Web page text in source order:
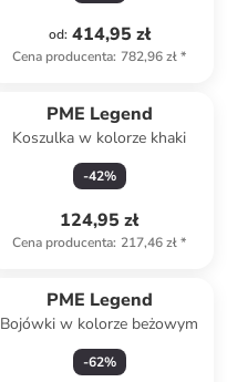
od: 414,95 zł
Cena producenta: 782,96 zł*
PME Legend
Koszulka w kolorze khaki
-42%
124,95 zł
Cena producenta: 217,46 zł*
PME Legend
Bojówki w kolorze beżowym
-62%